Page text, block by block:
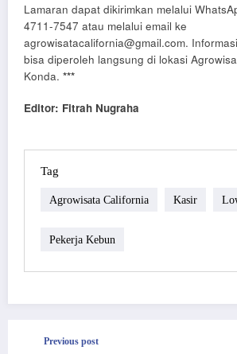
Lamaran dapat dikirimkan melalui
4711-7547 atau melalui email ke
agrowisatacalifornia@gmail.com.
bisa diperoleh langsung di lokasi
Konda. ***
Editor: Fitrah Nugraha
Tag
Agrowisata California Kasir
Pekerja Kebun
Previous post